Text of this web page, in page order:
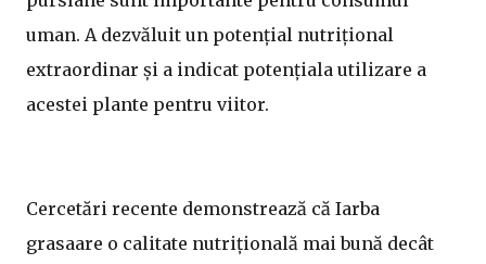
uman. A dezvăluit un potențial nutrițional
extraordinar și a indicat potențiala utilizare a
acestei plante pentru viitor.
Cercetări recente demonstrează că Iarba
grasaare o calitate nutrițională mai bună decât